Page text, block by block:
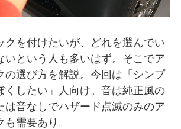
クを付けたいが、どれを選んでい
いという人も多いはず。そこでア
の選び方を解説。今回は「シンプ
くしたい」人向け。音は純正風の
は音なしでハザード点滅のみのア
需要あり。